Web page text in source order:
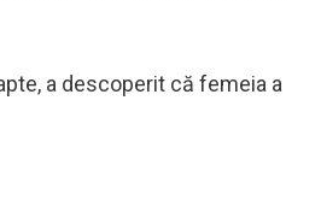
a descoperit că femeia a